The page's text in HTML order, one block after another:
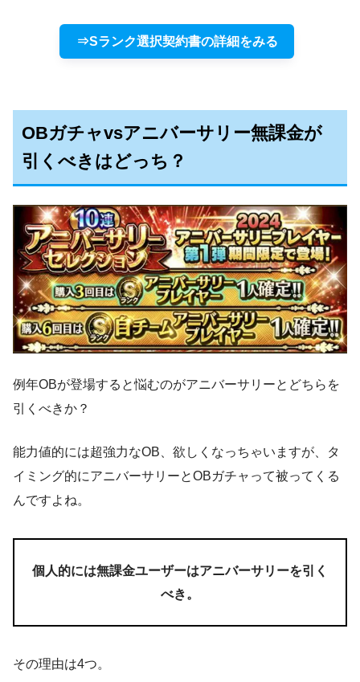
⇒Sランク選択契約書の詳細をみる
OBガチャvsアニバーサリー無課金が
引くべきはどっち？
例年OBが登場すると悩むのがアニバーサリーとどちらを
引くべきか？
能力値的には超強力なOB、欲しくなっちゃいますが、タ
イミング的にアニバーサリーとOBガチャって被ってくる
んですよね。
個人的には無課金ユーザーはアニバーサリーを引く
べき。
その理由は4つ。